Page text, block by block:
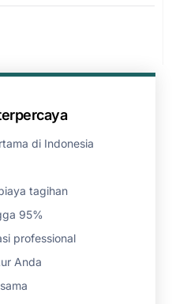
di Indonesia
tagihan
95%
professional
Anda